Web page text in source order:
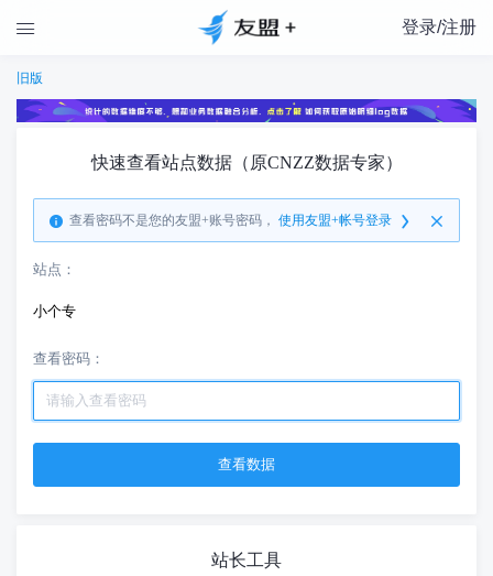
 登录/注册
旧版
快速查看站点数据（原CNZZ数据专家）
查看密码不是您的友盟+账号密码， 使用友盟+帐号登录
站点：
小个专
查看密码：
站长工具